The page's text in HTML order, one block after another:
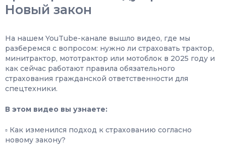
Новый закон
На нашем YouTube-канале вышло видео, где мы
разберемся с вопросом: нужно ли страховать трактор,
минитрактор, мототрактор или мотоблок в 2025 году и
как сейчас работают правила обязательного
страхования гражданской ответственности для
спецтехники.
В этом видео вы узнаете:
▫️ Как изменился подход к страхованию согласно
новому закону?